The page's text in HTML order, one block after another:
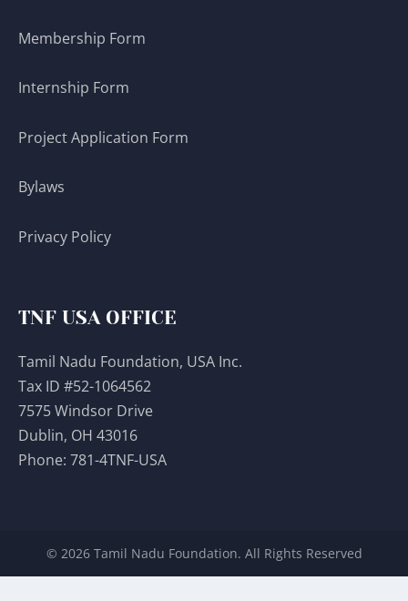
Membership Form
Internship Form
Project Application Form
Bylaws
Privacy Policy
TNF USA OFFICE
Tamil Nadu Foundation, USA Inc.
Tax ID #52-1064562
7575 Windsor Drive
Dublin, OH 43016
Phone: 781-4TNF-USA
© 2026 Tamil Nadu Foundation. All Rights Reserved